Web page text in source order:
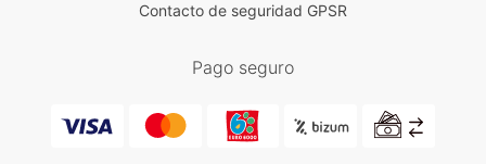
Contacto de seguridad GPSR
Pago seguro